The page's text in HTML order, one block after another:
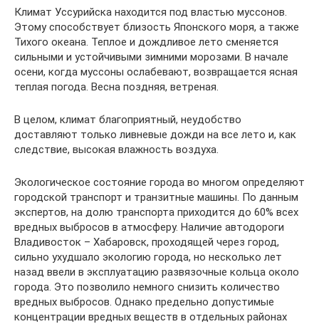
Климат Уссурийска находится под властью муссонов.
Этому способствует близость Японского моря, а также
Тихого океана. Теплое и дождливое лето сменяется
сильными и устойчивыми зимними морозами. В начале
осени, когда муссоны ослабевают, возвращается ясная
теплая погода. Весна поздняя, ветреная.
В целом, климат благоприятный, неудобство
доставляют только ливневые дожди на все лето и, как
следствие, высокая влажность воздуха.
Экологическое состояние города во многом определяют
городской транспорт и транзитные машины. По данным
экспертов, на долю транспорта приходится до 60% всех
вредных выбросов в атмосферу. Наличие автодороги
Владивосток – Хабаровск, проходящей через город,
сильно ухудшало экологию города, но несколько лет
назад ввели в эксплуатацию развязочные кольца около
города. Это позволило немного снизить количество
вредных выбросов. Однако предельно допустимые
концентрации вредных веществ в отдельных районах